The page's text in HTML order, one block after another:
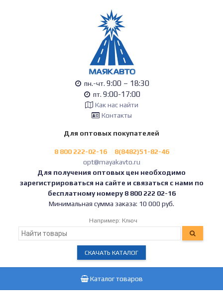
пн.-чт. 9:00 – 18:30
пт. 9:00-17:00
Как нас найти
Контакты
Для оптовых покупателей
8 800 222-02-16
8(8482)51-82-46
opt@mayakavto.ru
Для получения оптовых цен необходимо
зарегистрироваться на сайте и связаться с нами по
бесплатному номеру 8 800 222 02-16
Минимальная сумма заказа: 10 000 руб.
Например: Ключ
СКАЧАТЬ КАТАЛОГ
Каталог товаров